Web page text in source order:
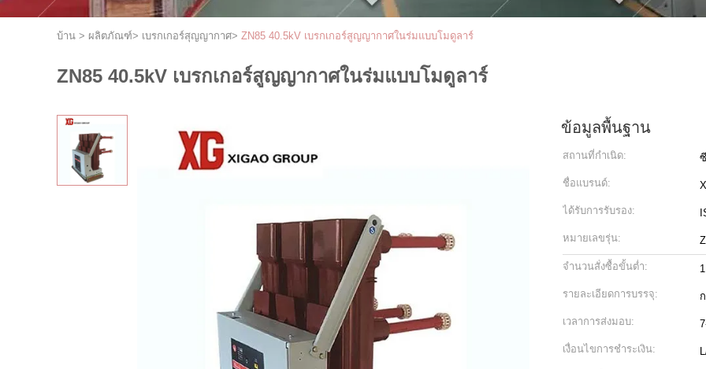
บ้าน > ผลิตภัณฑ์> เบรกเกอร์สุญญากาศ> ZN85 40.5kV เบรกเกอร์สูญญากาศในร่มแบบโมดูลาร์
ZN85 40.5kV เบรกเกอร์สูญญากาศในร่มแบบโมดูลาร์
ข้อมูลพื้นฐาน
สถานที่กำเนิด:
ชื่อแบรนด์:
ได้รับการรับรอง:
หมายเลขรุ่น:
จำนวนสั่งซื้อขั้นต่ำ:
รายละเอียดการบรรจุ:
เวลาการส่งมอบ:
เงื่อนไขการชำระเงิน: